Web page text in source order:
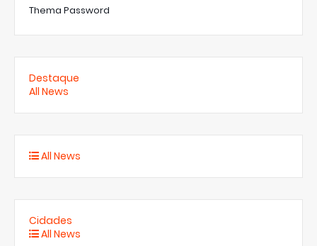
Thema Password
Destaque
All News
All News
Cidades
All News